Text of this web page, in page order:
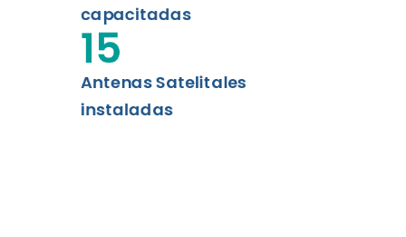
capacitadas
Antenas Satelitales
instaladas
15